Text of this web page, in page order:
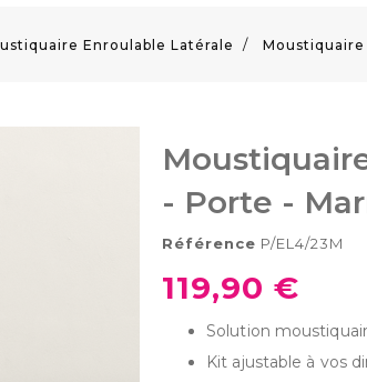
Enroulable Latérale
- Porte -
Référence P/EL4/23M
119,90 €
Solution
Kit ajustable à vos